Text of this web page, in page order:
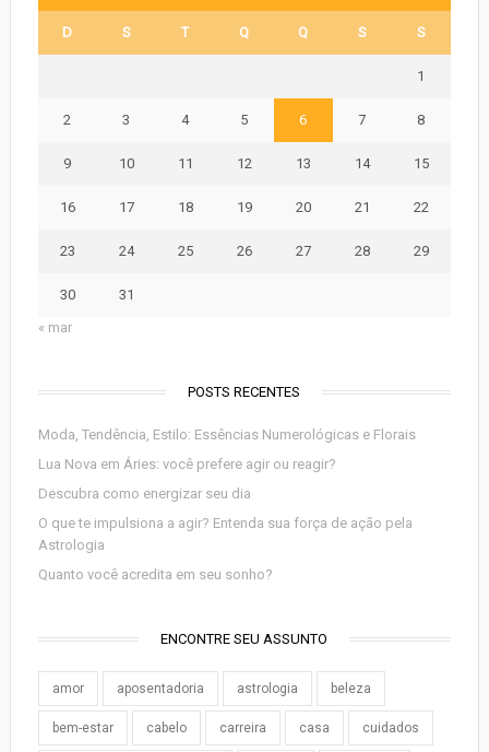
D S T Q Q S S
1
2 3 4 5 6 7 8
9 10 11 12 13 14 15
16 17 18 19 20 21 22
23 24 25 26 27 28 29
30
31
« mar
POSTS RECENTES
Moda, Tendência, Estilo: Essências Numerológicas e Florais
Lua Nova em Áries: você prefere agir ou reagir?
Descubra como energizar seu dia
O que te impulsiona a agir? Entenda sua força de ação pela
Astrologia
Quanto você acredita em seu sonho?
ENCONTRE SEU ASSUNTO
amor aposentadoria astrologia beleza
bem-estar cabelo carreira casa cuidados